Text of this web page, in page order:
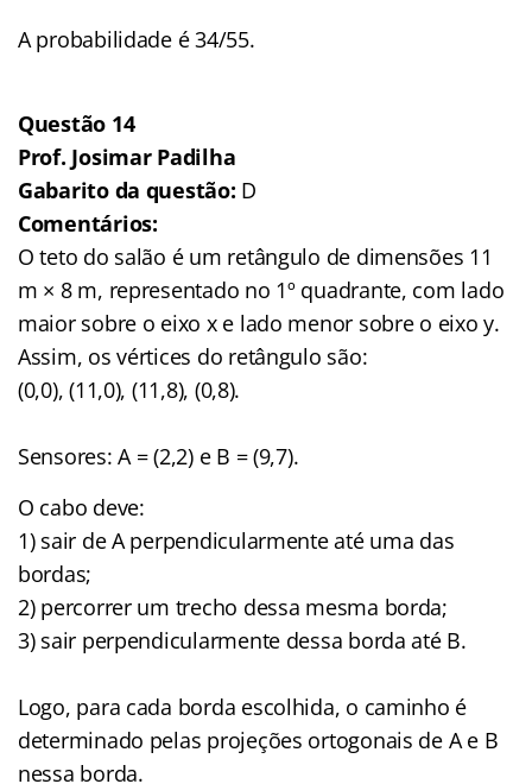
A probabilidade é 34/55.
Questão 14
Prof. Josimar Padilha
Gabarito da questão: D
Comentários:
O teto do salão é um retângulo de dimensões 11
m × 8 m, representado no 1º quadrante, com lado
maior sobre o eixo x e lado menor sobre o eixo y.
Assim, os vértices do retângulo são:
(0,0), (11,0), (11,8), (0,8).
Sensores: A = (2,2) e B = (9,7).
O cabo deve:
1) sair de A perpendicularmente até uma das
bordas;
2) percorrer um trecho dessa mesma borda;
3) sair perpendicularmente dessa borda até B.
Logo, para cada borda escolhida, o caminho é
determinado pelas projeções ortogonais de A e B
nessa borda.